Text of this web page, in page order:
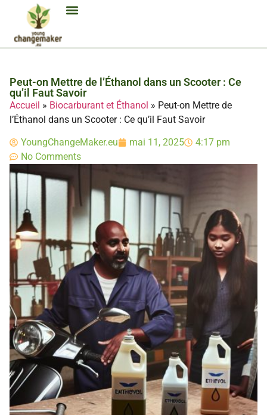
Peut-on Mettre de l’Éthanol dans un Scooter : Ce
qu’il Faut Savoir
Accueil » Biocarburant et Éthanol » Peut-on Mettre de
l’Éthanol dans un Scooter : Ce qu’il Faut Savoir
YoungChangeMaker.eu mai 11, 2025
4:17 pm
No Comments